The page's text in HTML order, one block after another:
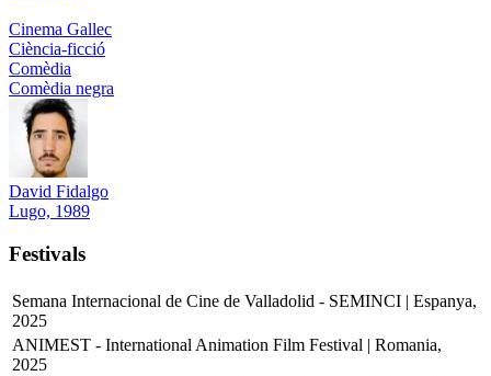
Cinema Gallec
Ciència-ficció
Comèdia
Comèdia negra
David Fidalgo
Lugo, 1989
Festivals
Semana Internacional de Cine de Valladolid - SEMINCI | Espanya,
2025
ANIMEST - International Animation Film Festival | Romania,
2025